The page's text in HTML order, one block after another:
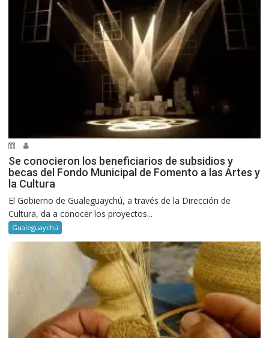
Se conocieron los beneficiarios de subsidios y
becas del Fondo Municipal de Fomento a las Artes y
la Cultura
El Gobierno de Gualeguaychú, a través de la Dirección de
Cultura, da a conocer los proyectos...
Gualeguaychú